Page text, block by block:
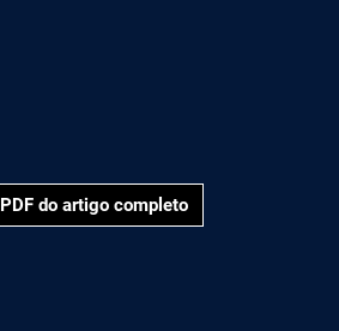
PDF do artigo completo